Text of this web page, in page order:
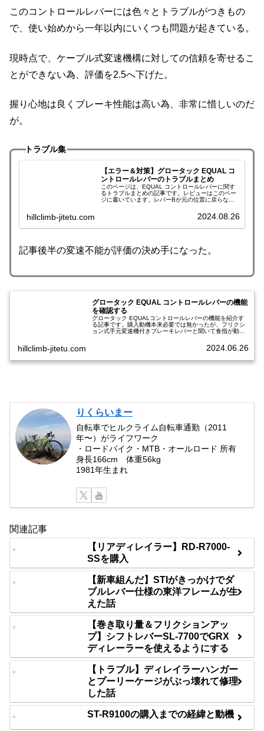
このコントロールレバーには色々とトラブルがつきもの
で、使い始めから一年以内にいくつも問題が起きている。
現時点で、ケーブル式変速機構に対しての信頼を寄せるこ
とができない為、評価を2.5へ下げた。
握り心地は良くブレーキ性能は高い為、非常に惜しいのだ
が。
トラブル集
【エラー＆対策】グロータック EQUAL コ
ントロールレバーのトラブルまとめ
このページは、EQUAL コントロールレバーに関す
るトラブルまとめの記事です。レビューはこのペー
ジに書いています。レバーBが元の位置に戻らない
に気が付いた。倒したレバーBが元の位置に戻らな
hillclimb-jitetu.com 2024.08.26
記事後半の変速不能が評価の決め手になった。
グロータック EQUAL コントロールレバーの機能
を確認する
グロータック EQUALコントロールレバーの機能を紹介す
る記事です。購入動機本来必要では無かったが、フリクシ
ョン式手元変速機付きブレーキレバーと聞いて食指が動い
hillclimb-jitetu.com 2024.06.26
りくらいまー
自転車でヒルクライム自転車通勤（2011
年〜）がライフワーク
・ロードバイク・MTB・オールロード 所有
身長166cm 体重56kg
1981年生まれ
関連記事
【リアディレイラー】RD-R7000-
SSを購入
【新車組んだ】STIがきっかけでダ
ブルレバー仕様の東洋フレームが生
えた話
【巻き取り量＆フリクションアッ
プ】シフトレバーSL-7700でGRX
ディレーラーを使えるようにする
【トラブル】ディレイラーハンガー
とプーリーケージがぶっ壊れて修理
した話
ST-R9100の購入までの経緯と動機